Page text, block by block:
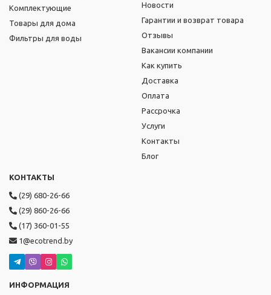
Комплектующие
Товары для дома
Фильтры для воды
Новости
Гарантии и возврат товара
Отзывы
Вакансии компании
Как купить
Доставка
Оплата
Рассрочка
Услуги
Контакты
Блог
КОНТАКТЫ
(29) 680-26-66
(29) 860-26-66
(17) 360-01-55
1@ecotrend.by
ИНФОРМАЦИЯ